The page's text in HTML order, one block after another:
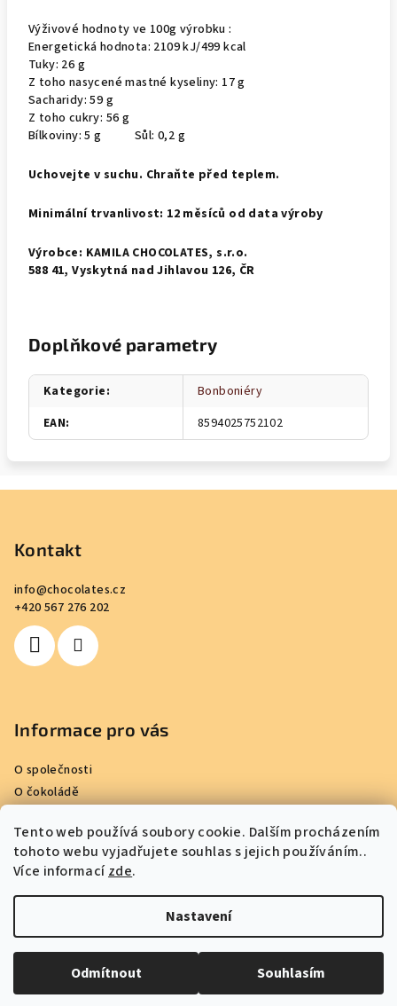
Tento web používá soubory cookie. Dalším procházením
tohoto webu vyjadřujete souhlas s jejich používáním..
Více informacízde.
Nastavení
Odmítnout Souhlasím
Výživové hodnoty ve 100g výrobku :
Energetická hodnota: 2109 kJ/499 kcal
Tuky: 26 g
Z toho nasycené mastné kyseliny: 17 g
Sacharidy: 59 g
Z toho cukry: 56 g
Bílkoviny: 5 g Sůl: 0,2 g
Uchovejte v suchu. Chraňte před teplem.
Minimální trvanlivost: 12 měsíců od data výroby
Výrobce: KAMILA CHOCOLATES, s.r.o.
588 41, Vyskytná nad Jihlavou 126, ČR
Doplňkové parametry
Kategorie:
Bonboniéry
EAN: 8594025752102
Kontakt
info@chocolates.cz
+420 567 276 202
Informace pro vás
O společnosti
O čokoládě
Reference
Obchodní podmínky
Podmínky ochrany osobních údajů
Kontakty
Kamila Chocolates
Vytvořil Shoptet